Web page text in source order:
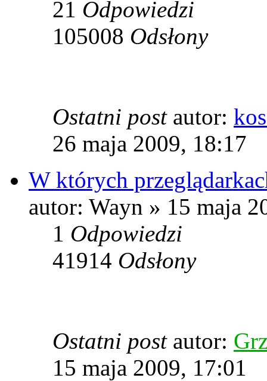
21 Odpowiedzi
105008 Odsłony
Ostatni post autor:
26 maja 2009, 18:17
W których
autor: Wayn » 15 maja
1 Odpowiedzi
41914 Odsłony
Ostatni post autor:
15 maja 2009, 17:01